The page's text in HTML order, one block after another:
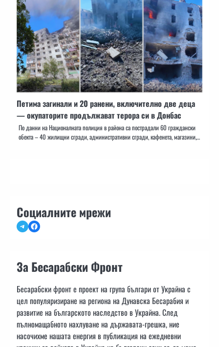
Петима загинали и 20 ранени, включително две деца
— окупаторите продължават терора си в Донбас
По данни на Националната полиция в района са пострадали 60 граждански
обекта – 40 жилищни сгради, административни сгради, кафенета, магазини,…
Социалните мрежи
TelegramFacebook
За Бесарабски Фронт
Бесарабски фронт е проект на група българи от Украйна с
цел популяризиране на региона на Дунавска Бесарабия и
развитие на българското наследство в Украйна. След
пълномащабното нахлуване на държавата-грешка, ние
насочихме нашата енергия в публикация на ежедневни